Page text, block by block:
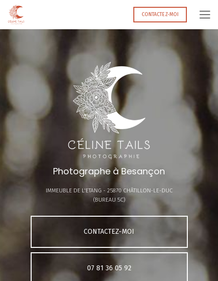
Aller
contenu
CONTACTEZ-MOI
Photographe à Besançon
IMMEUBLE DE L'ETANG - 25870 CHÂTILLON-LE-DUC
(BUREAU 5C)
CONTACTEZ-MOI
07 81 36 05 92